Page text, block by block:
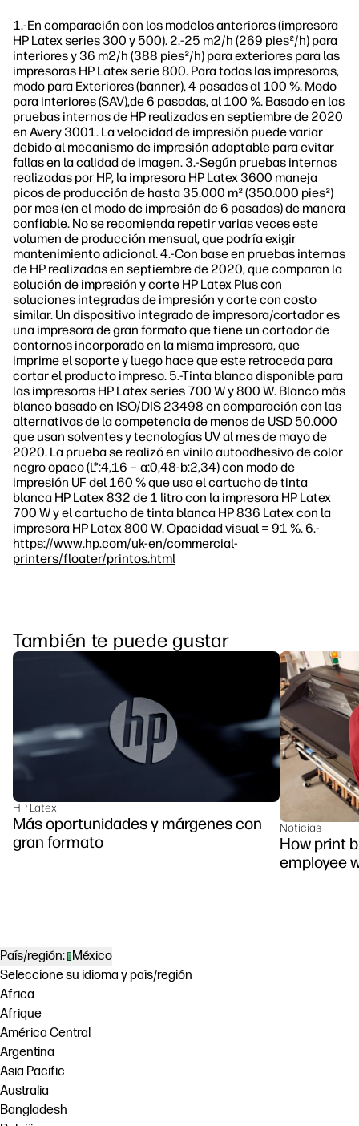
1.-En comparación con los modelos anteriores (impresora
HP Latex series 300 y 500). 2.-25 m2/h (269 pies²/h) para
interiores y 36 m2/h (388 pies²/h) para exteriores para las
impresoras HP Latex serie 800. Para todas las impresoras,
modo para Exteriores (banner), 4 pasadas al 100 %. Modo
para interiores (SAV),de 6 pasadas, al 100 %. Basado en las
pruebas internas de HP realizadas en septiembre de 2020
en Avery 3001. La velocidad de impresión puede variar
debido al mecanismo de impresión adaptable para evitar
fallas en la calidad de imagen. 3.-Según pruebas internas
realizadas por HP, la impresora HP Latex 3600 maneja
picos de producción de hasta 35.000 m² (350.000 pies²)
por mes (en el modo de impresión de 6 pasadas) de manera
confiable. No se recomienda repetir varias veces este
volumen de producción mensual, que podría exigir
mantenimiento adicional. 4.-Con base en pruebas internas
de HP realizadas en septiembre de 2020, que comparan la
solución de impresión y corte HP Latex Plus con
soluciones integradas de impresión y corte con costo
similar. Un dispositivo integrado de impresora/cortador es
una impresora de gran formato que tiene un cortador de
contornos incorporado en la misma impresora, que
imprime el soporte y luego hace que este retroceda para
cortar el producto impreso. 5.-Tinta blanca disponible para
las impresoras HP Latex series 700 W y 800 W. Blanco más
blanco basado en ISO/DIS 23498 en comparación con las
alternativas de la competencia de menos de USD 50.000
que usan solventes y tecnologías UV al mes de mayo de
2020. La prueba se realizó en vinilo autoadhesivo de color
negro opaco (L*:4,16 – a:0,48-b:2,34) con modo de
impresión UF del 160 % que usa el cartucho de tinta
blanca HP Latex 832 de 1 litro con la impresora HP Latex
700 W y el cartucho de tinta blanca HP 836 Latex con la
impresora HP Latex 800 W. Opacidad visual = 91 %. 6.-
https://www.hp.com/uk-en/commercial-
printers/floater/printos.html
También te puede gustar
HP Latex
Más oportunidades y márgenes con
gran formato
Noticias
How print
employee
País/región: México
Seleccione su idioma y país/región
Africa
Afrique
América Central
Argentina
Asia Pacific
Australia
Bangladesh